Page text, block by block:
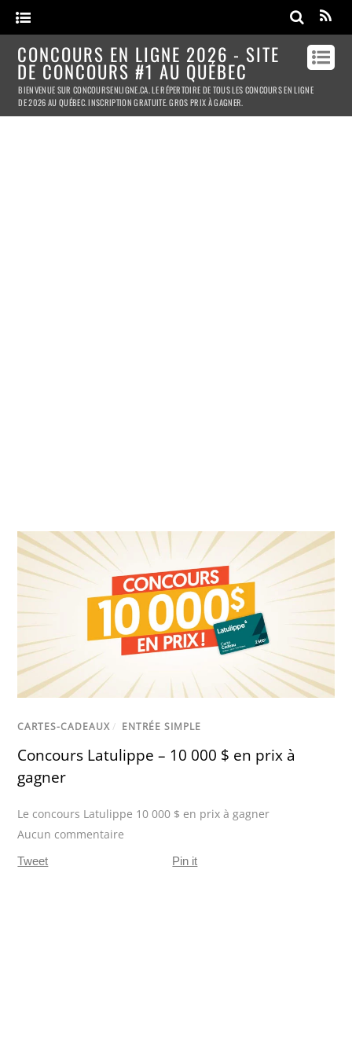
CONCOURS EN LIGNE 2026 - SITE
DE CONCOURS #1 AU QUÉBEC
BIENVENUE SUR CONCOURSENLIGNE.CA. LE RÉPERTOIRE DE TOUS LES CONCOURS EN LIGNE
DE 2026 AU QUÉBEC. INSCRIPTION GRATUITE. GROS PRIX À GAGNER.
CARTES-CADEAUX / ENTRÉE SIMPLE
Concours Latulippe – 10 000 $ en prix à
gagner
Le concours Latulippe 10 000 $ en prix à gagner
Aucun commentaire
Tweet Pin it